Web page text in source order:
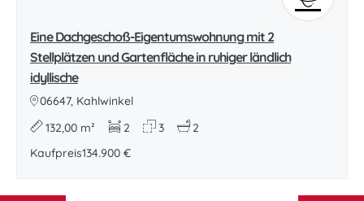
Eine Dachgeschoß-Eigentumswohnung mit 2
Stellplätzen und Gartenfläche in ruhiger ländlich
idyllische
06647, Kahlwinkel
132,00 m²
2 3
2
Kaufpreis134.900 €